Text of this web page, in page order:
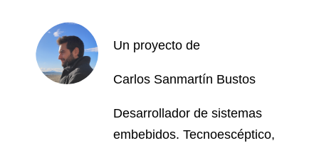
Un proyecto de
Carlos Sanmartín Bustos
Desarrollador de sistemas
embebidos. Tecnoescéptico,